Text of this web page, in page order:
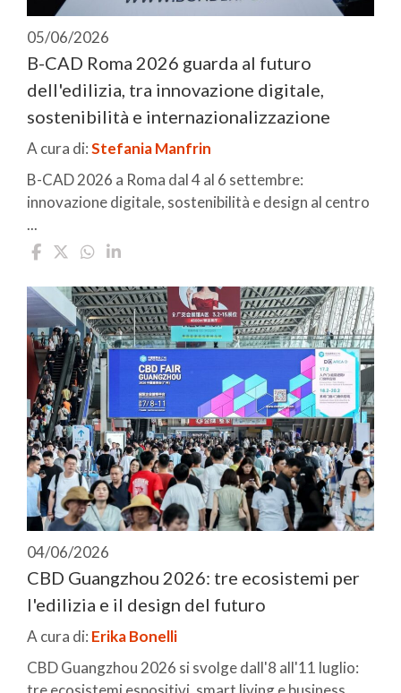
05/06/2026
B-CAD Roma 2026 guarda al futuro
dell'edilizia, tra innovazione digitale,
sostenibilità e internazionalizzazione
A cura di:Stefania Manfrin
B-CAD 2026 a Roma dal 4 al 6 settembre:
innovazione digitale, sostenibilità e design al centro
...
04/06/2026
CBD Guangzhou 2026: tre ecosistemi per
l'edilizia e il design del futuro
A cura di: Erika Bonelli
CBD Guangzhou 2026 si svolge dall'8 all'11 luglio: